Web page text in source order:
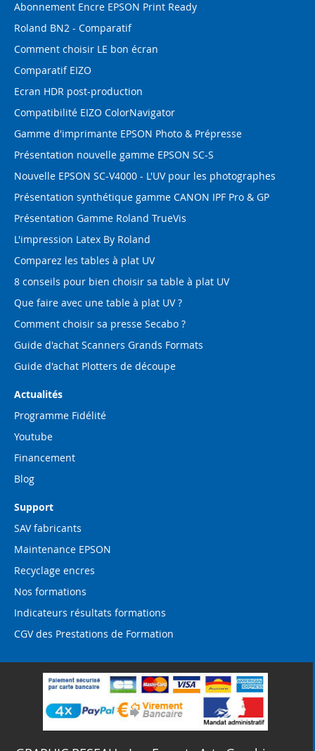
Abonnement Encre EPSON Print Ready
Roland BN2 - Comparatif
Comment choisir LE bon écran
Comparatif EIZO
Ecran HDR post-production
Compatibilité EIZO ColorNavigator
Gamme d'imprimante EPSON Photo & Prépresse
Présentation nouvelle gamme EPSON SC-S
Nouvelle EPSON SC-V4000 - L'UV pour les photographes
Présentation synthétique gamme CANON IPF Pro & GP
Présentation Gamme Roland TrueVis
L'impression Latex By Roland
Comparez les tables à plat UV
8 conseils pour bien choisir sa table à plat UV
Que faire avec une table à plat UV ?
Comment choisir sa presse Secabo ?
Guide d'achat Scanners Grands Formats
Guide d'achat Plotters de découpe
Actualités
Programme Fidélité
Youtube
Financement
Blog
Support
SAV fabricants
Maintenance EPSON
Recyclage encres
Nos formations
Indicateurs résultats formations
CGV des Prestations de Formation